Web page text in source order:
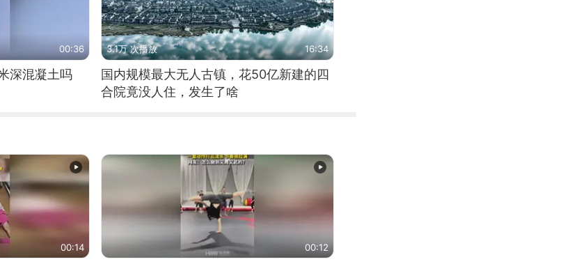
00:36
深混凝土吗
3.1万 次播放 16:34
国内规模最大无人古镇，花50亿新建的四
合院竟没人住，发生了啥
00:14 00:12